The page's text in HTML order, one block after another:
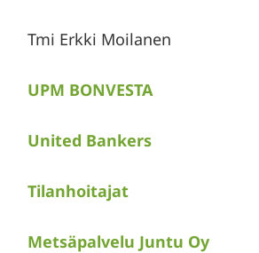
Tmi Erkki Moilanen
UPM BONVESTA
United Bankers
Tilanhoitajat
Metsäpalvelu Juntu Oy